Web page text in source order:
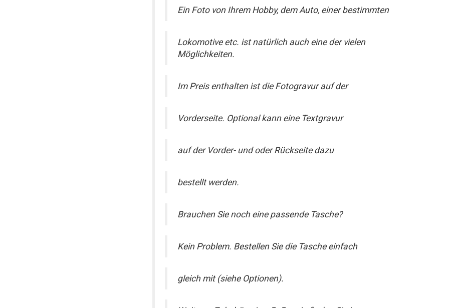
Ein Foto von Ihrem Hobby, dem Auto, einer bestimmten
Lokomotive etc. ist natürlich auch eine der vielen
Möglichkeiten.
Im Preis enthalten ist die Fotogravur auf der
Vorderseite. Optional kann eine Textgravur
auf der Vorder- und oder Rückseite dazu
bestellt werden.
Brauchen Sie noch eine passende Tasche?
Kein Problem. Bestellen Sie die Tasche einfach
gleich mit (siehe Optionen).